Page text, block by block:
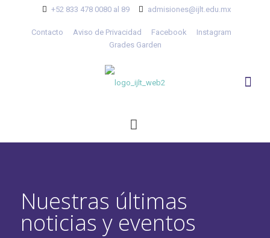
+52 833 478 0080 al 89 admisiones@ijlt.edu.mx
Contacto Aviso de Privacidad Facebook
Instagram
Grades Garden
Nuestras últimas
noticias y eventos